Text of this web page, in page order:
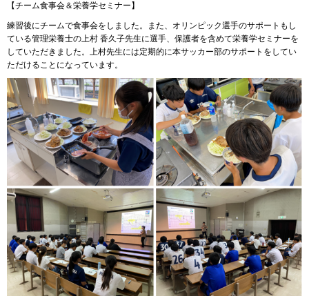
【チーム食事会＆栄養学セミナー】
練習後にチームで食事会をしました。また、オリンピック選手のサポートもし
ている管理栄養士の上村 香久子先生に選手、保護者を含めて栄養学セミナーを
していただきました。上村先生には定期的に本サッカー部のサポートをしてい
ただけることになっています。